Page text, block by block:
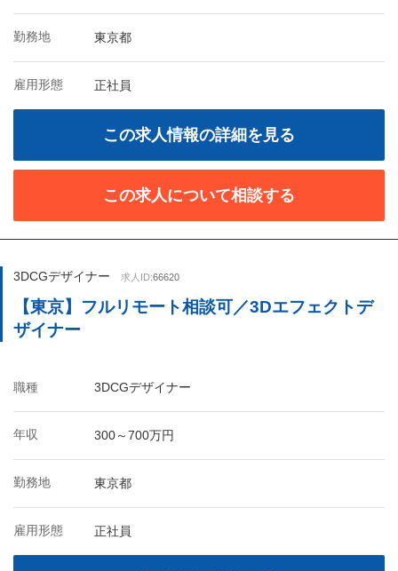
勤務地 東京都
雇用形態 正社員
この求人情報の詳細を見る
この求人について相談する
3DCGデザイナー 求人ID:66620
【東京】フルリモート相談可／3Dエフェクトデ
ザイナー
職種 3DCGデザイナー
年収 300～700万円
勤務地 東京都
雇用形態 正社員